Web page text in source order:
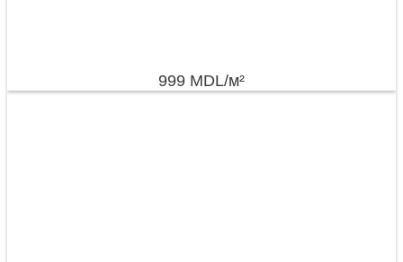
999 MDL/м²